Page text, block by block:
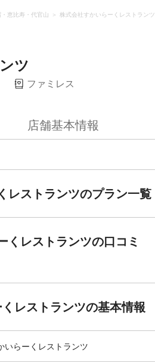
恵比寿・代官山 株式会社すかいらーくレストランツ
ツ
ファミレス
店舗基本情報
レストランツのプラン一覧
くレストランツの口コミ
レストランツの基本情報
いらーくレストランツ